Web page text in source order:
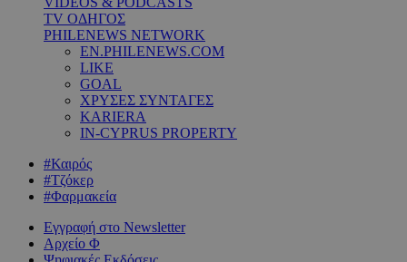
TV ΟΔΗΓΟΣ
PHILENEWS NETWORK
EN.PHILENEWS.COM
LIKE
GOAL
ΧΡΥΣΕΣ ΣΥΝΤΑΓΕΣ
KARIERA
IN-CYPRUS PROPERTY
#Καιρός
#Τζόκερ
#Φαρμακεία
Εγγραφή στο Newsletter
Αρχείο Φ